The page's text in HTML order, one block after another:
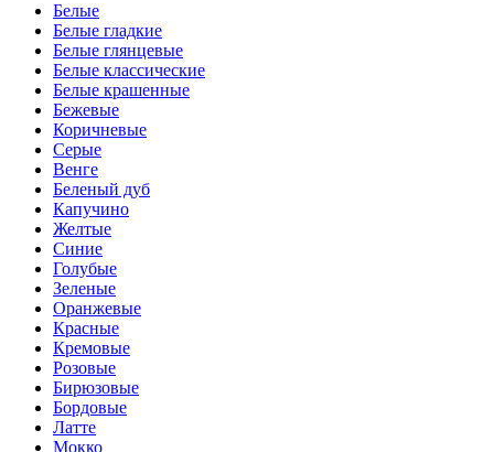
Белые
Белые гладкие
Белые глянцевые
Белые классические
Белые крашенные
Бежевые
Коричневые
Серые
Венге
Беленый дуб
Капучино
Желтые
Синие
Голубые
Зеленые
Оранжевые
Красные
Кремовые
Розовые
Бирюзовые
Бордовые
Латте
Мокко